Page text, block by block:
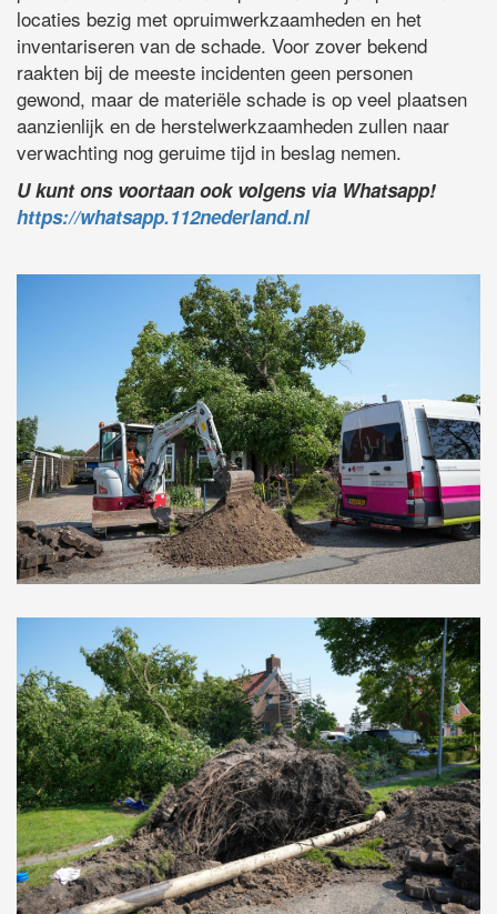
locaties bezig met opruimwerkzaamheden en het
inventariseren van de schade. Voor zover bekend
raakten bij de meeste incidenten geen personen
gewond, maar de materiële schade is op veel plaatsen
aanzienlijk en de herstelwerkzaamheden zullen naar
verwachting nog geruime tijd in beslag nemen.
U kunt ons voortaan ook volgens via Whatsapp!
https://whatsapp.112nederland.nl